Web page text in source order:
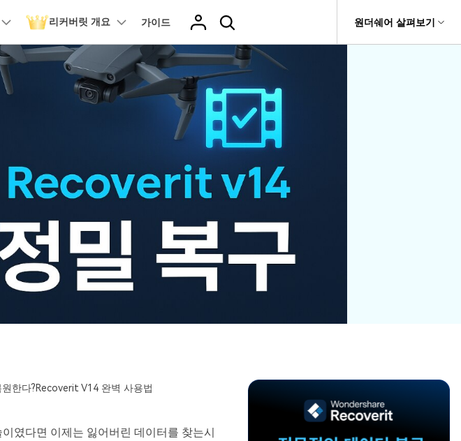
도구
유틸리티
유틸리티 제품
Dr.Fone
모바일 기기 관리
아보기
램 동영상 크리에이티비티
DemoCreator
유틸리티
Dr.Fone
Recoverit
뉴스룸 플랜 및 가격 도움말 센터 원더쉐어 살펴보기
리커버릿 무료 버전
기타 프로그램
Repairit - 데이터 복구
UBackit - 데이터 백업
복구하기
SD 카드 복구
파티션 복구
USB 드라이브 복구
하드 드라이브 복구
윈도우 시스템 복구
리커버릿 모든 기능 확인하기
손상된 파일 복구
손상된 사진 파일 복구
손상된 문서 파일 복구
기타
복구 프로그램 비교
부팅되지 않는 컴퓨터 복구
기타 복구
더 많은 솔루션 찾기
리커버릿 개요
삭제된 미디
어 복구
사진 복
파일 복
동영상
Hot
복구
구
게임 데이터 복
구
삭제된 파일
RAID 디스크
복구
가이드
한다?Recoverit V14 완벽 사용법
였다면 이제는 잃어버린 데이터를 찾는시